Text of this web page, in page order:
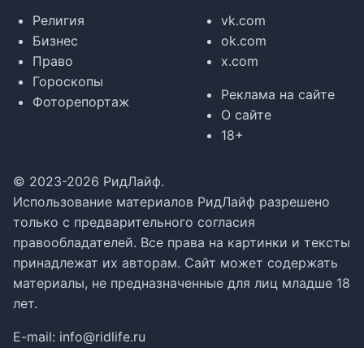
Религия
Бизнес
Право
Гороскопы
Фоторепортаж
vk.com
ok.com
x.com
Реклама на сайте
О сайте
18+
© 2023-2026 РидЛайф.
Использование материалов РидЛайф разрешено
только с предварительного согласия
правообладателей. Все права на картинки и тексты
принадлежат их авторам. Сайт может содержать
материалы, не предназначенные для лиц младше 18
лет.
E-mail: info@ridlife.ru